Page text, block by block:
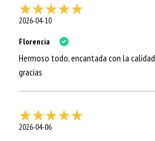
2026-04-10
Florencia
Hermoso todo, encantada con la
gracias
2026-04-06